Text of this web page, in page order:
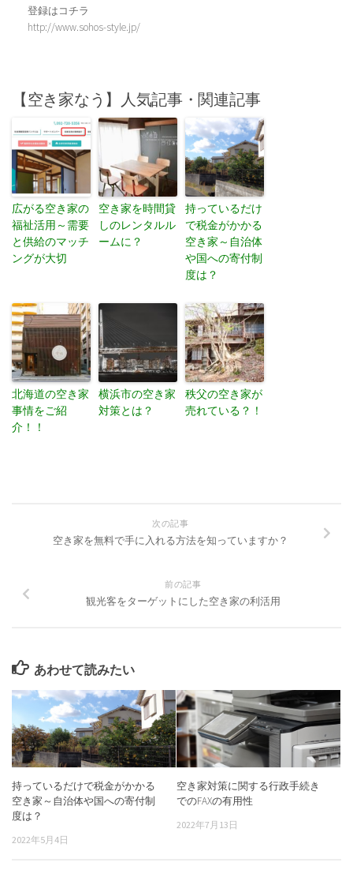
登録はコチラ
http://www.sohos-style.jp/
【空き家なう】人気記事・関連記事
広がる空き家の
福祉活用～需要
と供給のマッチ
ングが大切
空き家を時間貸
しのレンタルル
ームに？
持っているだけ
で税金がかかる
空き家～自治体
や国への寄付制
度は？
北海道の空き家
事情をご紹
介！！
横浜市の空き家
対策とは？
秩父の空き家が
売れている？！
次の記事
空き家を無料で手に入れる方法を知っていますか？
前の記事
観光客をターゲットにした空き家の利活用
あわせて読みたい
持っているだけで税金がかかる
空き家～自治体や国への寄付制
度は？
2022年5月4日
空き家対策に関する行政手続き
でのFAXの有用性
2022年7月13日